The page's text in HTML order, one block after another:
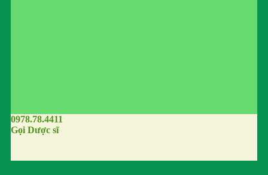
0978.78.4411
Gọi Dược sĩ